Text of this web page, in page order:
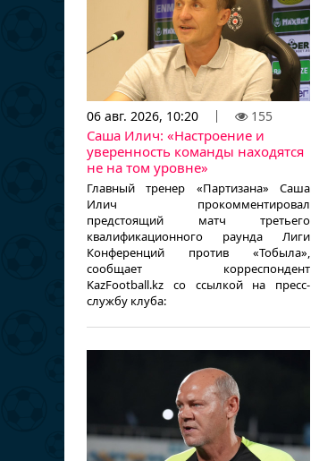
06 авг. 2026, 10:20 155
Саша Илич: «Настроение и
уверенность команды находятся
не на том уровне»
Главный тренер «Партизана» Саша
Илич прокомментировал
предстоящий матч третьего
квалификационного раунда Лиги
Конференций против «Тобыла»,
сообщает корреспондент
KazFootball.kz со ссылкой на пресс-
службу клуба: